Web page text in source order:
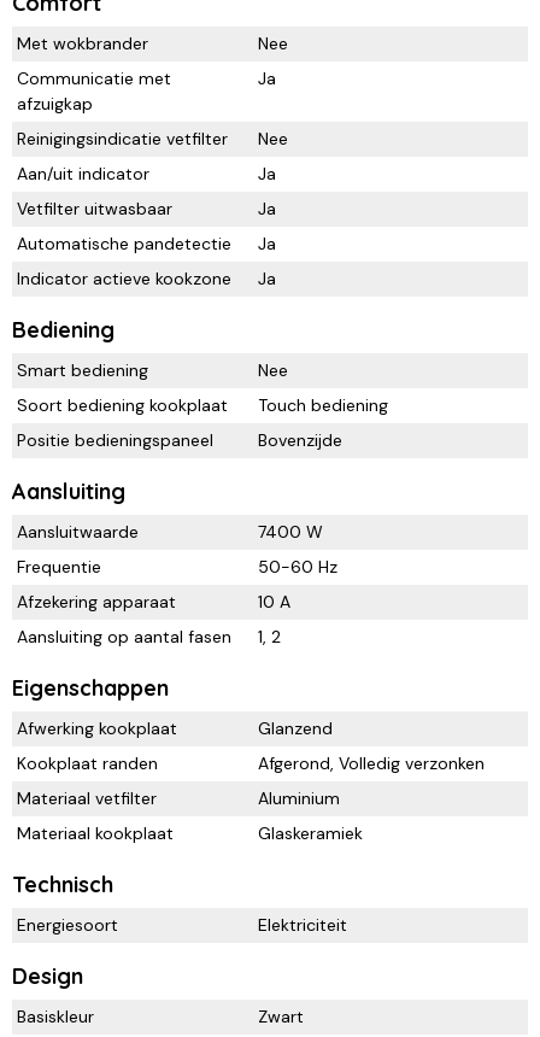
Met wokbrander
Nee
Communicatie met
afzuigkap
Ja
Reinigingsindicatie vetfilter
Nee
Aan/uit indicator
Ja
Vetfilter uitwasbaar
Ja
Automatische pandetectie
Ja
Indicator actieve kookzone
Ja
Bediening
Smart bediening
Nee
Soort bediening kookplaat
Touch bediening
Positie bedieningspaneel
Bovenzijde
Aansluiting
Aansluitwaarde
7400 W
Frequentie
50-60 Hz
Afzekering apparaat
10 A
Aansluiting op aantal fasen
1, 2
Eigenschappen
Afwerking kookplaat
Glanzend
Kookplaat randen
Afgerond, Volledig verzonken
Materiaal vetfilter
Aluminium
Materiaal kookplaat
Glaskeramiek
Technisch
Energiesoort Elektriciteit
Design
Basiskleur
Zwart